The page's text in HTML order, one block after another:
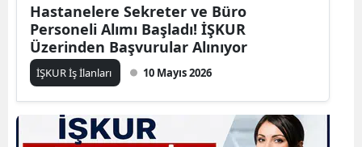
Hastanelere Sekreter ve Büro
Personeli Alımı Başladı! İŞKUR
Üzerinden Başvurular Alınıyor
İŞKUR İş İlanları 10 Mayıs 2026